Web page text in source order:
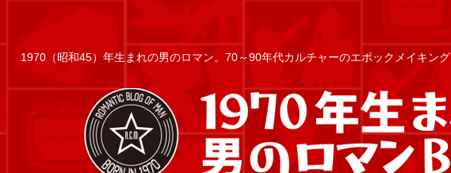
1970（昭和45）年生まれの男のロマン。70～90年代カルチャーのエポックメイキン